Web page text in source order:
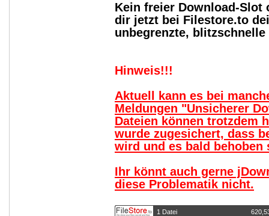
Kein freier Download-Slot
dir jetzt bei Filestore.to
unbegrenzte,
Hinweis!!!
Aktuell kann es bei
Meldungen "Unsicherer
Dateien können trotzdem
wurde zugesichert, dass
wird und es bald behoben
Ihr könnt auch gerne
diese Problematik nicht.
1 Datei